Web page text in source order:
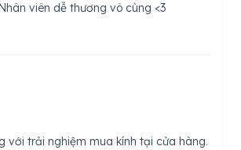
viên dễ thương vô cùng <3
với trải nghiệm mua kính tại cửa hàng.